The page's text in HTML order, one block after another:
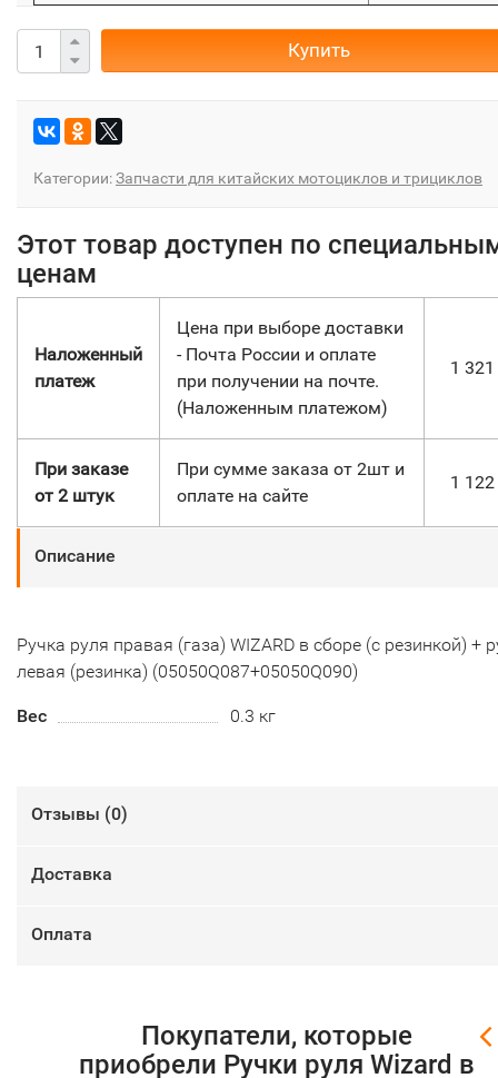
Купить
Категории:Запчасти для китайских мотоциклов и трициклов
Этот товар доступен по
ценам
Наложенный
платеж
Цена при выборе доставки
- Почта России и оплате
при получении на почте.
(Наложенным платежом)
1 321
При заказе
от 2 штук
При сумме заказа от 2шт и
оплате на сайте
1 122
Описание
Ручка руля правая (газа) WIZARD в сборе (с резинкой) +
левая (резинка) (05050Q087+05050Q090)
Вес 0.3 кг
Отзывы (0)
Доставка
Оплата
Покупатели, которые
приобрели Ручки руля Wizard в